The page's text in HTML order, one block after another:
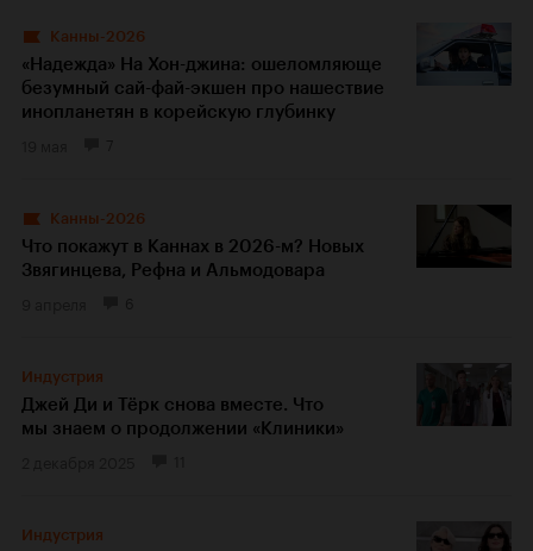
Канны-2026
«Надежда» На Хон-джина: ошеломляюще
безумный сай-фай-экшен про нашествие
инопланетян в корейскую глубинку
Канны-2026
Что покажут в Каннах в 2026-м? Новых
Звягинцева, Рефна и Альмодовара
Индустрия
Джей Ди и Тёрк снова вместе. Что
мы знаем о продолжении «Клиники»
Индустрия